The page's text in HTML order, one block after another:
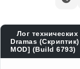
Лог
Dramas
MOD] (Build 6793)